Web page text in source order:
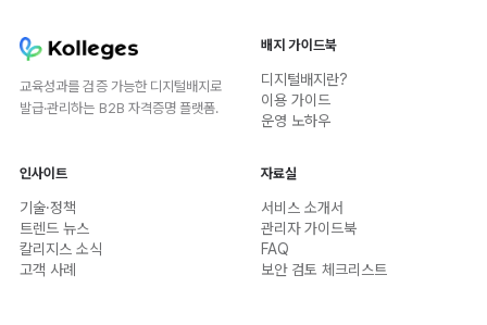
교육성과를 검증 가능한 디지털배지로
발급·관리하는 B2B 자격증명 플랫폼.
배지 가이드북
디지털배지란?
이용 가이드
운영 노하우
인사이트
기술·정책
트렌드 뉴스
칼리지스 소식
고객 사례
자료실
서비스 소개서
관리자 가이드북
FAQ
보안 검토 체크리스트